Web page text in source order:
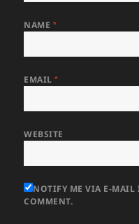
NAME *
EMAIL*
WEBSITE
NOTIFY ME VIA E-MAIL
COMMENT.